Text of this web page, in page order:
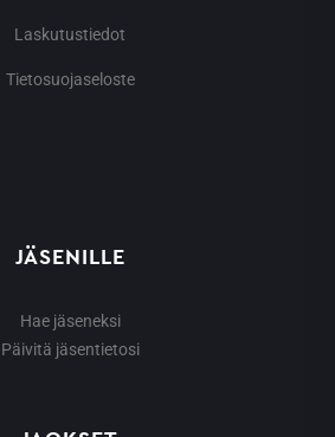
Laskutustiedot
Tietosuojaseloste
JÄSENILLE
Hae jäseneksi
Päivitä jäsentietosi